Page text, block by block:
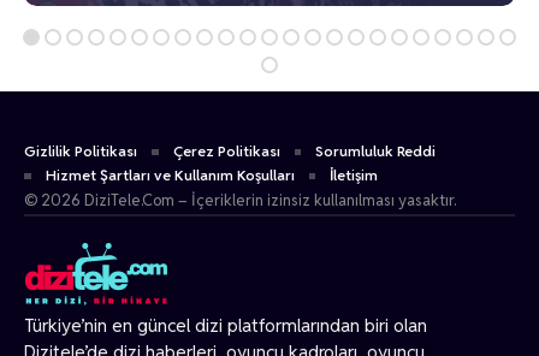
Türkiye’nin en güncel dizi platformlarından biri olan
Gizlilik Politikası Çerez Politikası
Sorumluluk Reddi
Hizmet Şartları ve Kullanım Koşulları
İletişim
© 2026 DiziTele.Com – İçeriklerin izinsiz kullanılması yasaktır.